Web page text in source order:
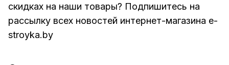
скидках на наши товары? Подпишитесь на
рассылку всех новостей интернет-магазина e-
stroyka.by